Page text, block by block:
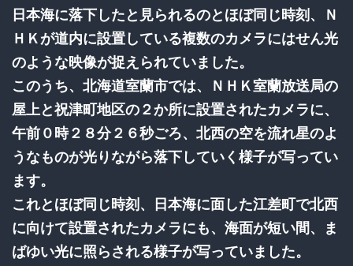
日本海に落下したと見られるのとほぼ同じ時刻、Ｎ
ＨＫが道内に設置している複数のカメラにはせん光
のような映像が捉えられていました。
このうち、北海道室蘭市では、ＮＨＫ室蘭放送局の
屋上と祝津町地区の２か所に設置されたカメラに、
午前０時２８分２６秒ごろ、北西の空を流れ星のよ
うなものが光りながら落下していく様子が写ってい
ます。
これとほぼ同じ時刻、日本海に面した江差町で北西
に向けて設置されたカメラにも、海面が短い間、ま
ばゆい光に照らされる様子が写っていました。